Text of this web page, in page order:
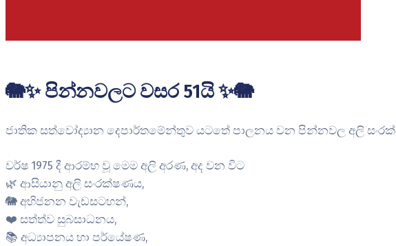
🐘✨ පින්නවලට වසර 51යි ✨🐘
ජාතික සත්වෝද්‍යාන දෙපාර්තමේන්තුව යටතේ පාලනය වන පින්නවල අලි
වර්ෂ 1975 දී ආරම්භ වූ මෙම අලි අරණ, අද වන විට
🌿 ආසියානු අලි සංරක්ෂණය,
🐘 අභිජනන වැඩසටහන්,
❤️ සත්ත්ව සුබසාධනය,
📚 අධ්‍යාපනය හා පර්යේෂණ,